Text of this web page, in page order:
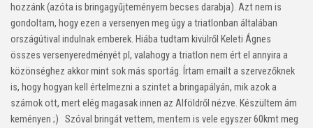
hozzánk (azóta is bringagyűjteményem becses darabja). Azt nem is
gondoltam, hogy ezen a versenyen meg úgy a triatlonban általában
országútival indulnak emberek. Hiába tudtam kivülről Keleti Ágnes
összes versenyeredményét pl, valahogy a triatlon nem ért el annyira a
közönséghez akkor mint sok más sportág. Írtam emailt a szervezőknek
is, hogy hogyan kell értelmezni a szintet a bringapályán, mik azok a
számok ott, mert elég magasak innen az Alföldről nézve. Készültem ám
keményen ;) Szóval bringát vettem, mentem is vele egyszer 60kmt meg